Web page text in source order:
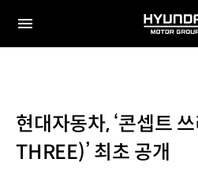
전체
HYUNDAI
MOTOR
현대자동차, ‘콘셉트
THREE)’ 최초 공개